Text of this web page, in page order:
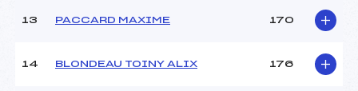
13 PACCARD MAXIME 170
14 BLONDEAU TOINY ALIX 176